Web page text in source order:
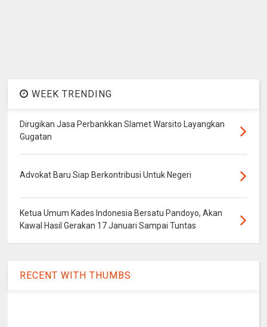
WEEK TRENDING
Dirugikan Jasa Perbankkan Slamet Warsito Layangkan
Gugatan
Advokat Baru Siap Berkontribusi Untuk Negeri
Ketua Umum Kades Indonesia Bersatu Pandoyo, Akan
Kawal Hasil Gerakan 17 Januari Sampai Tuntas
RECENT WITH THUMBS